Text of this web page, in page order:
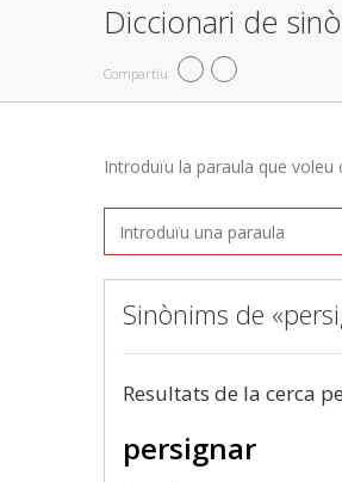
Diccionari de
Compartiu
Introduïu la paraula que voleu
Sinònims de
Resultats de la cerca
persignar